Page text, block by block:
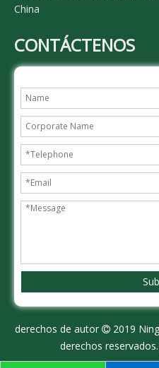
China
CONTÁCTENOS
derechos de autor 2019
derechos reservados.